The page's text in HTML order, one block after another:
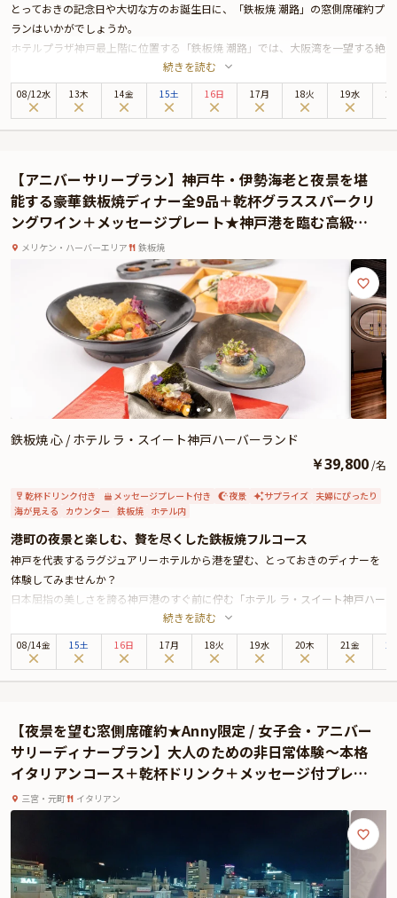
とっておきの記念日や大切な方のお誕生日に、「鉄板焼 潮路」の窓側席確約プ
ランはいかがでしょうか。
ホテルプラザ神戸最上階に位置する「鉄板焼 潮路」では、大阪湾を一望する絶
景とともに特別なひとときをお過ごしいただけます。煌めく夜景を眺めなが
ら、心に残るアニバーサリーをお楽しみください。
目の前の鉄板で仕上げられるのは、選び抜かれた神戸牛や海の幸を使用した贅
を満たす美食体験をご堪能ください。
さらに、有料オプションで大切な方へのサプライズにぴったりなAnny限定の花
束やギフト、カスタマイズ可能なメッセージカードをご用意しております。メ
ッセージカードはご着席時に、ギフトはデザートタイムにお渡しするため、自
然なサプライズ演出が叶います。スタッフが心を込めて、とっておきのアニバ
ーサリーをお手伝いいたします。
ホテルならではの上質なおもてなしと美しい眺望、そして珠玉の鉄板焼。「鉄
板焼 潮路」が大切な一日をより特別な思い出へと彩ります。
続きを読む
08/12水 13木 14金 15土 16日 17月 18火 19水
【アニバーサリープラン】神戸牛・伊勢海老と夜景を堪
能する豪華鉄板焼ディナー全9品＋乾杯グラススパークリ
ングワイン＋メッセージプレート★神戸港を臨む高級ホ
テルのカウンター席★
メリケン・ハーバーエリア 鉄板焼
鉄板焼 心 / ホテル ラ・スイート神戸ハーバーランド
￥39,800 /名
乾杯ドリンク付き メッセージプレート付き 夜景 サプライズ 夫婦にぴったり
海が見える
カウンター 鉄板焼 ホテル内
港町の夜景と楽しむ、贅を尽くした鉄板焼フルコース
神戸を代表するラグジュアリーホテルから港を望む、とっておきのディナーを
体験してみませんか？
日本屈指の美しさを誇る神戸港のすぐ前に佇む「ホテル ラ・スイート神戸ハー
バーランド」の2階、すべての席がオーシャンビューのレストラン「鉄板焼
心」が特別な一日を演出いたします。
店内に足を踏み入れると、ラオス檜の無垢材をふんだんに使用した鉄板焼カウ
キ、活伊勢海老の炭火焼き、活鮑の鉄板焼をはじめとするプレミアムな高級食
材を用いた全9品。シェフの華麗な手さばきにより、次々と豪華な美食が目の
前に現れます。
本プランでは乾杯用のグラススパークリングワインをプレゼントいたします。
また、コースの締めくくりにはメッセージプレートを添えたパティシエ特製の
神戸の夜景とともに過ごす、上質なディナーをぜひお楽しみください。
続きを読む
08/14金 15土 16日 17月 18火 19水 20木 21金
【夜景を望む窓側席確約★Anny限定 / 女子会・アニバー
サリーディナープラン】大人のための非日常体験〜本格
イタリアンコース＋乾杯ドリンク＋メッセージ付プレー
ト〜ホールケーキの追加可能★片岡護シェフ監修の名店 /
元町駅徒歩5分
三宮・元町 イタリアン